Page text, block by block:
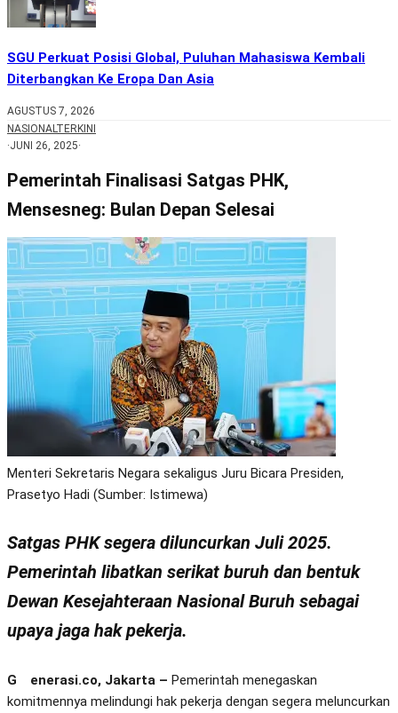
SGU Perkuat Posisi Global, Puluhan Mahasiswa Kembali
Diterbangkan Ke Eropa Dan Asia
AGUSTUS 7, 2026
NASIONALTERKINI
·JUNI 26, 2025·
Pemerintah Finalisasi Satgas PHK,
Mensesneg: Bulan Depan Selesai
Menteri Sekretaris Negara sekaligus Juru Bicara Presiden,
Prasetyo Hadi (Sumber: Istimewa)
Satgas PHK segera diluncurkan Juli 2025.
Pemerintah libatkan serikat buruh dan bentuk
Dewan Kesejahteraan Nasional Buruh sebagai
upaya jaga hak pekerja.
Generasi.co, Jakarta – Pemerintah menegaskan
komitmennya melindungi hak pekerja dengan segera meluncurkan